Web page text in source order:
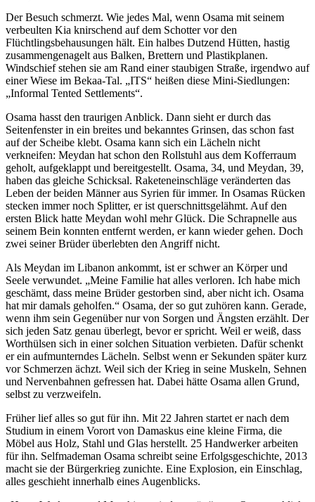
Der Besuch schmerzt. Wie jedes Mal, wenn Osama mit seinem
verbeulten Kia knirschend auf dem Schotter vor den
Flüchtlingsbehausungen hält. Ein halbes Dutzend Hütten, hastig
zusammengenagelt aus Balken, Brettern und Plastikplanen.
Windschief stehen sie am Rand einer staubigen Straße, irgendwo auf
einer Wiese im Bekaa-Tal. „ITS“ heißen diese Mini-Siedlungen:
„Informal Tented Settlements“.
Osama hasst den traurigen Anblick. Dann sieht er durch das
Seitenfenster in ein breites und bekanntes Grinsen, das schon fast
auf der Scheibe klebt. Osama kann sich ein Lächeln nicht
verkneifen: Meydan hat schon den Rollstuhl aus dem Kofferraum
geholt, aufgeklappt und bereitgestellt. Osama, 34, und Meydan, 39,
haben das gleiche Schicksal. Raketeneinschläge veränderten das
Leben der beiden Männer aus Syrien für immer. In Osamas Rücken
stecken immer noch Splitter, er ist querschnittsgelähmt. Auf den
ersten Blick hatte Meydan wohl mehr Glück. Die Schrapnelle aus
seinem Bein konnten entfernt werden, er kann wieder gehen. Doch
zwei seiner Brüder überlebten den Angriff nicht.
Als Meydan im Libanon ankommt, ist er schwer an Körper und
Seele verwundet. „Meine Familie hat alles verloren. Ich habe mich
geschämt, dass meine Brüder gestorben sind, aber nicht ich. Osama
hat mir damals geholfen.“ Osama, der so gut zuhören kann. Gerade,
wenn ihm sein Gegenüber nur von Sorgen und Ängsten erzählt. Der
sich jeden Satz genau überlegt, bevor er spricht. Weil er weiß, dass
Worthülsen sich in einer solchen Situation verbieten. Dafür schenkt
er ein aufmunterndes Lächeln. Selbst wenn er Sekunden später kurz
vor Schmerzen ächzt. Weil sich der Krieg in seine Muskeln, Sehnen
und Nervenbahnen gefressen hat. Dabei hätte Osama allen Grund,
selbst zu verzweifeln.
Früher lief alles so gut für ihn. Mit 22 Jahren startet er nach dem
Studium in einem Vorort von Damaskus eine kleine Firma, die
Möbel aus Holz, Stahl und Glas herstellt. 25 Handwerker arbeiten
für ihn. Selfmademan Osama schreibt seine Erfolgsgeschichte, 2013
macht sie der Bürgerkrieg zunichte. Eine Explosion, ein Einschlag,
alles geschieht innerhalb eines Augenblicks.